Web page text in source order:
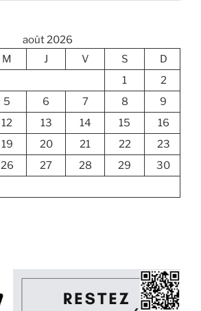
août 2026
M J V S
D
1
2
5 6 7 8
9
12 13 14 15
16
19 20 21 22
23
26 27 28 29
30